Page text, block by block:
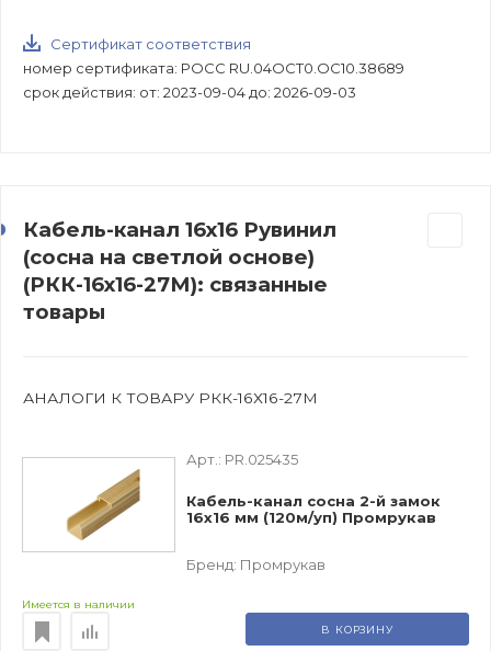
Сертификат соответствия
номер сертификата: РОСС RU.04ОСТ0.ОС10.38689
срок действия: от: 2023-09-04 до: 2026-09-03
Кабель-канал 16х16 Рувинил
(сосна на светлой основе)
(РКК-16х16-27М): связанные
товары
АНАЛОГИ К ТОВАРУ РКК-16Х16-27М
Арт.: PR.025435
Кабель-канал сосна 2-й замок
16х16 мм (120м/уп) Промрукав
Бренд: Промрукав
Имеется в наличии
В КОРЗИНУ